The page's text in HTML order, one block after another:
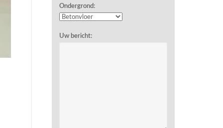
Ondergrond:
Uw bericht: